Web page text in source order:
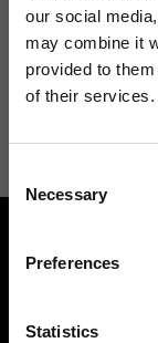
our social
may combine it
provided to
of their services.
Selection
Necessary
Preferences
Statistics
Acconsento a